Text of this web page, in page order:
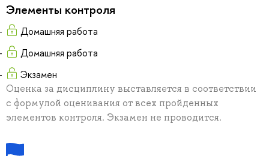
Элементы контроля
Домашняя работа
Домашняя работа
Экзамен
Оценка за дисциплину выставляется в соответствии
с формулой оценивания от всех пройденных
элементов контроля. Экзамен не проводится.